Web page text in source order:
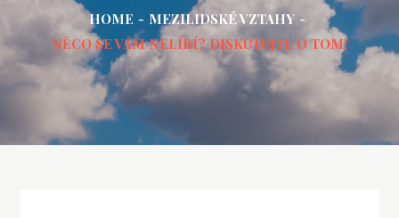
HOME
MEZILIDSKÉ VZTAHY
NĚCO SE VÁM NELÍBÍ? DISKUTUJTE O TOM!